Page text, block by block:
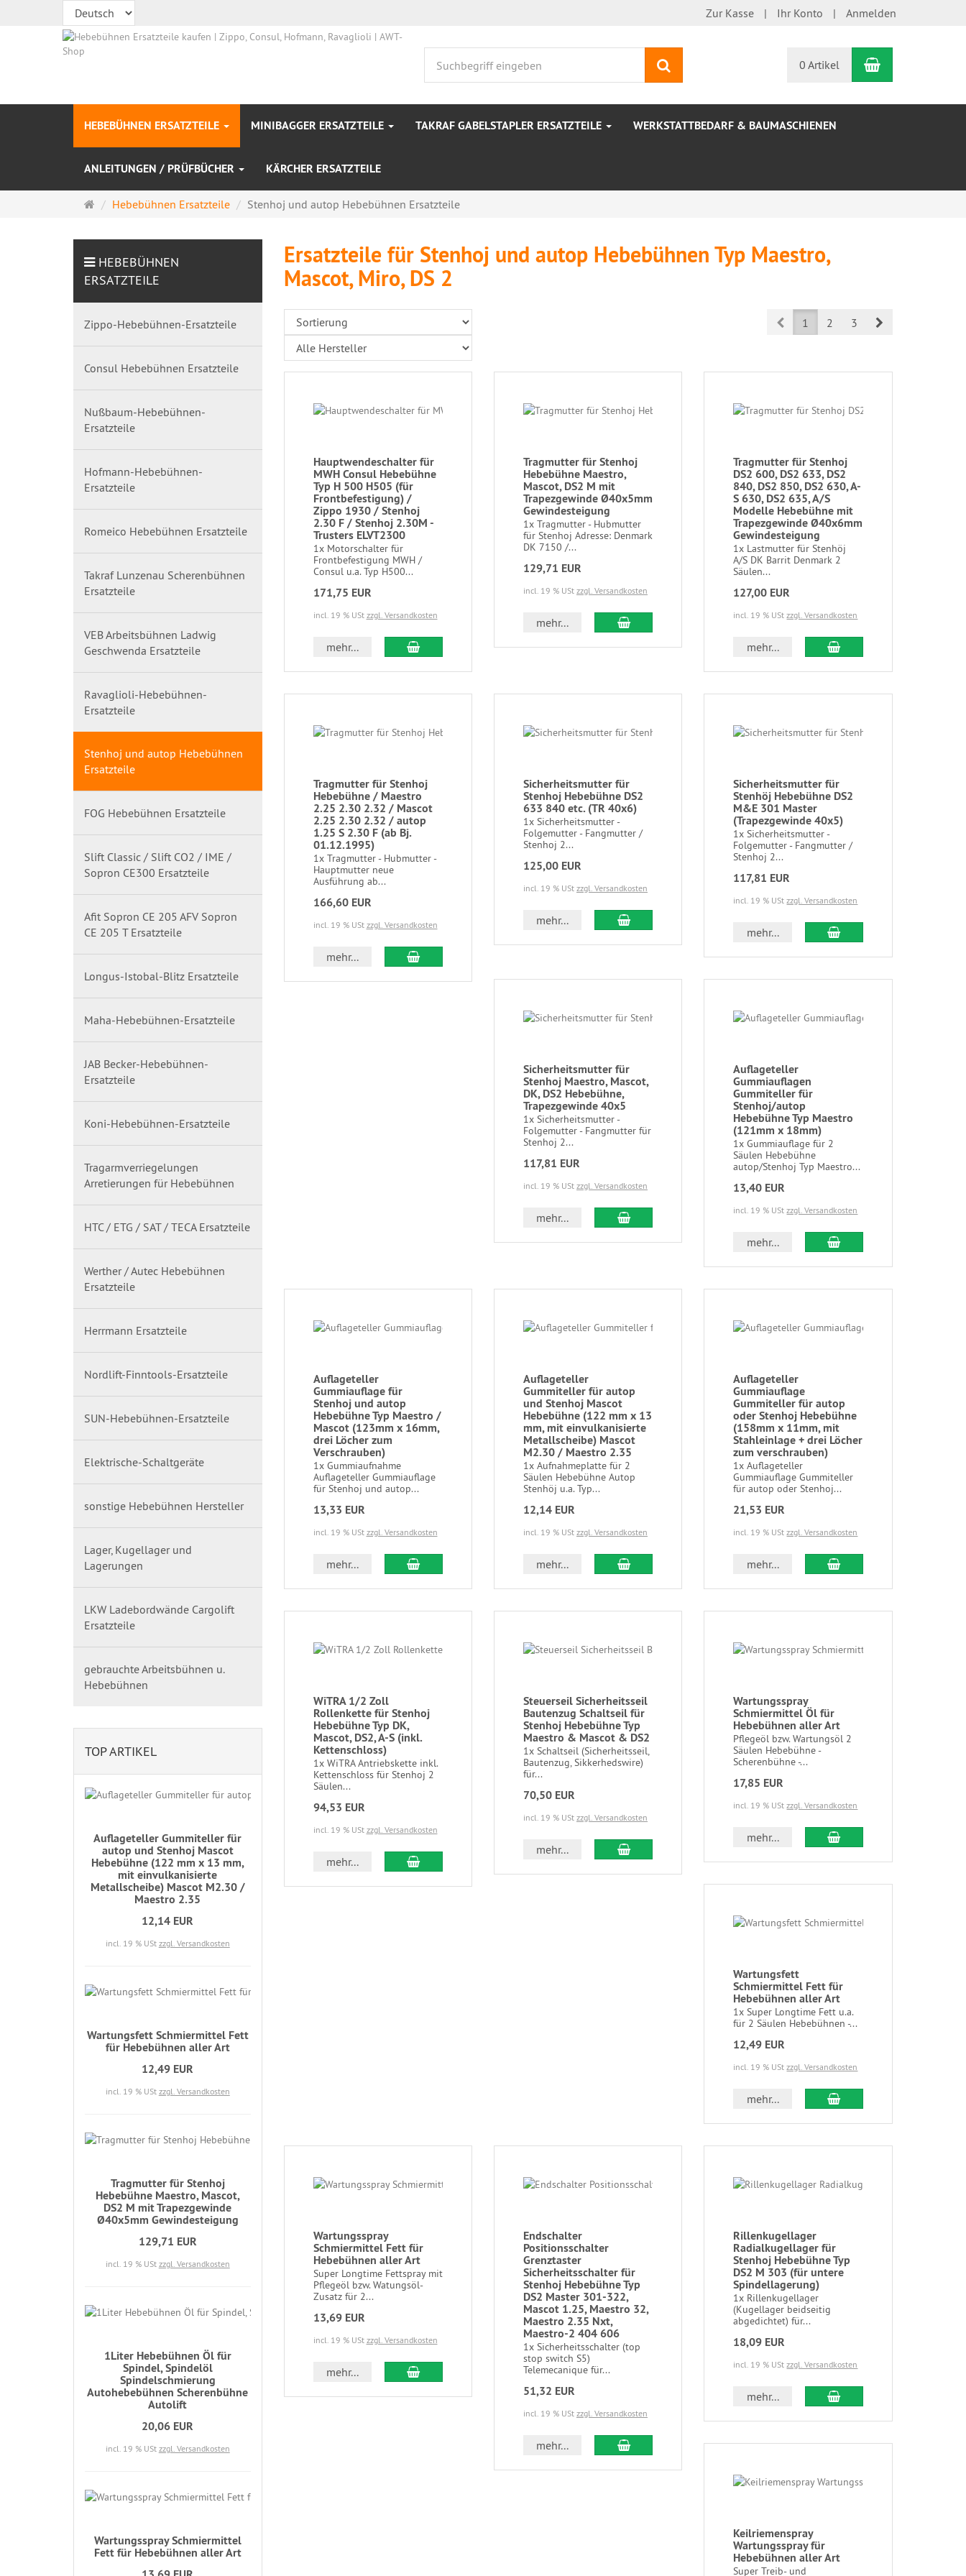
Zur Kasse Ihr Konto Anmelden
0 Artikel Warenkorb
HEBEBÜHNEN ERSATZTEILE MINIBAGGER ERSATZTEILE TAKRAF GABELSTAPLER ERSATZTEILE WERKSTATTBEDARF & BAUMASCHIENEN
ANLEITUNGEN / PRÜFBÜCHER KÄRCHER ERSATZTEILE
Startseite
Hebebühnen Ersatzteile Stenhoj und autop Hebebühnen Ersatzteile
Ersatzteile für Stenhoj und autop Hebebühnen Typ Maestro,
Mascot, Miro, DS 2
Prev1 2 3 Next
Hauptwendeschalter für
MWH Consul Hebebühne
Typ H 500 H505 (für
Frontbefestigung) /
Zippo 1930 / Stenhoj
2.30 F / Stenhoj 2.30M -
Trusters ELVT2300
1x Motorschalter für
Frontbefestigung MWH /
Consul u.a. Typ H500...
171,75 EUR
incl. 19 % USt zzgl. Versandkosten
mehr...
Tragmutter für Stenhoj
Hebebühne Maestro,
Mascot, DS2 M mit
Trapezgewinde Ø40x5mm
Gewindesteigung
1x Tragmutter - Hubmutter
für Stenhoj Adresse: Denmark
DK 7150 /...
129,71 EUR
incl. 19 % USt zzgl. Versandkosten
mehr...
Tragmutter für Stenhoj
DS2 600, DS2 633, DS2
840, DS2 850, DS2 630, A-
S 630, DS2 635, A/S
Modelle Hebebühne mit
Trapezgewinde Ø40x6mm
Gewindesteigung
1x Lastmutter für Stenhöj
A/S DK Barrit Denmark 2
Säulen...
127,00 EUR
incl. 19 % UStzzgl. Versandkosten
mehr...
Tragmutter für Stenhoj
Hebebühne / Maestro
2.25 2.30 2.32 / Mascot
2.25 2.30 2.32 / autop
1.25 S 2.30 F (ab Bj.
01.12.1995)
1x Tragmutter - Hubmutter -
Hauptmutter neue
Ausführung ab...
166,60 EUR
incl. 19 % USt zzgl. Versandkosten
mehr...
Sicherheitsmutter für
Stenhoj Hebebühne DS2
633 840 etc. (TR 40x6)
1x Sicherheitsmutter -
Folgemutter - Fangmutter /
Stenhoj 2...
125,00 EUR
incl. 19 % USt zzgl. Versandkosten
mehr...
Sicherheitsmutter für
Stenhöj Hebebühne DS2
M&E 301 Master
(Trapezgewinde 40x5)
1x Sicherheitsmutter -
Folgemutter - Fangmutter /
Stenhoj 2...
117,81 EUR
incl. 19 % UStzzgl. Versandkosten
mehr...
Sicherheitsmutter für
Stenhoj Maestro, Mascot,
DK, DS2 Hebebühne,
Trapezgewinde 40x5
1x Sicherheitsmutter -
Folgemutter - Fangmutter für
Stenhoj 2...
117,81 EUR
incl. 19 % USt zzgl. Versandkosten
mehr...
Auflageteller
Gummiauflagen
Gummiteller für
Stenhoj/autop
Hebebühne Typ Maestro
(121mm x 18mm)
1x Gummiauflage für 2
Säulen Hebebühne
autop/Stenhoj Typ Maestro...
13,40 EUR
incl. 19 % UStzzgl. Versandkosten
mehr...
Auflageteller
Gummiauflage für
Stenhoj und autop
Hebebühne Typ Maestro /
Mascot (123mm x 16mm,
drei Löcher zum
Verschrauben)
1x Gummiaufnahme
Auflageteller Gummiauflage
für Stenhoj und autop...
13,33 EUR
incl. 19 % USt zzgl. Versandkosten
mehr...
Auflageteller
Gummiteller für autop
und Stenhoj Mascot
Hebebühne (122 mm x 13
mm, mit einvulkanisierte
Metallscheibe) Mascot
M2.30 / Maestro 2.35
1x Aufnahmeplatte für 2
Säulen Hebebühne Autop
Stenhöj u.a. Typ...
12,14 EUR
incl. 19 % USt zzgl. Versandkosten
mehr...
Auflageteller
Gummiauflage
Gummiteller für autop
oder Stenhoj Hebebühne
(158mm x 11mm, mit
Stahleinlage + drei Löcher
zum verschrauben)
1x Auflageteller
Gummiauflage Gummiteller
für autop oder Stenhoj...
21,53 EUR
incl. 19 % UStzzgl. Versandkosten
mehr...
WiTRA 1/2 Zoll
Rollenkette für Stenhoj
Hebebühne Typ DK,
Mascot, DS2, A-S (inkl.
Kettenschloss)
1x WiTRA Antriebskette inkl.
Kettenschloss für Stenhoj 2
Säulen...
94,53 EUR
incl. 19 % USt zzgl. Versandkosten
mehr...
Steuerseil Sicherheitsseil
Bautenzug Schaltseil für
Stenhoj Hebebühne Typ
Maestro & Mascot & DS2
1x Schaltseil (Sicherheitsseil,
Bautenzug, Sikkerhedswire)
für...
70,50 EUR
incl. 19 % USt zzgl. Versandkosten
mehr...
Wartungsspray
Schmiermittel Öl für
Hebebühnen aller Art
Pflegeöl bzw. Wartungsöl 2
Säulen Hebebühne -
Scherenbühne -...
17,85 EUR
incl. 19 % UStzzgl. Versandkosten
mehr...
Wartungsfett
Schmiermittel Fett für
Hebebühnen aller Art
1x Super Longtime Fett u.a.
für 2 Säulen Hebebühnen -...
12,49 EUR
incl. 19 % UStzzgl. Versandkosten
mehr...
Wartungsspray
Schmiermittel Fett für
Hebebühnen aller Art
Super Longtime Fettspray mit
Pflegeöl bzw. Watungsöl-
Zusatz für 2...
13,69 EUR
incl. 19 % USt zzgl. Versandkosten
mehr...
Endschalter
Positionsschalter
Grenztaster
Sicherheitsschalter für
Stenhoj Hebebühne Typ
DS2 Master 301-322,
Mascot 1.25, Maestro 32,
Maestro 2.35 Nxt,
Maestro-2 404 606
1x Sicherheitsschalter (top
stop switch S5)
Telemecanique für...
51,32 EUR
incl. 19 % USt zzgl. Versandkosten
mehr...
Rillenkugellager
Radialkugellager für
Stenhoj Hebebühne Typ
DS2 M 303 (für untere
Spindellagerung)
1x Rillenkugellager
(Kugellager beidseitig
abgedichtet) für...
18,09 EUR
incl. 19 % UStzzgl. Versandkosten
mehr...
Keilriemenspray
Wartungsspray für
Hebebühnen aller Art
Super Treib- und
HEBEBÜHNEN
ERSATZTEILE
Zippo-Hebebühnen-Ersatzteile
Consul Hebebühnen Ersatzteile
Nußbaum-Hebebühnen-
Ersatzteile
Hofmann-Hebebühnen-
Ersatzteile
Romeico Hebebühnen Ersatzteile
Takraf Lunzenau Scherenbühnen
Ersatzteile
VEB Arbeitsbühnen Ladwig
Geschwenda Ersatzteile
Ravaglioli-Hebebühnen-
Ersatzteile
Stenhoj und autop Hebebühnen
Ersatzteile
FOG Hebebühnen Ersatzteile
Slift Classic / Slift CO2 / IME /
Sopron CE300 Ersatzteile
Afit Sopron CE 205 AFV Sopron
CE 205 T Ersatzteile
Longus-Istobal-Blitz Ersatzteile
Maha-Hebebühnen-Ersatzteile
JAB Becker-Hebebühnen-
Ersatzteile
Koni-Hebebühnen-Ersatzteile
Tragarmverriegelungen
Arretierungen für Hebebühnen
HTC / ETG / SAT / TECA Ersatzteile
Werther / Autec Hebebühnen
Ersatzteile
Herrmann Ersatzteile
Nordlift-Finntools-Ersatzteile
SUN-Hebebühnen-Ersatzteile
Elektrische-Schaltgeräte
sonstige Hebebühnen Hersteller
Lager, Kugellager und
Lagerungen
LKW Ladebordwände Cargolift
Ersatzteile
gebrauchte Arbeitsbühnen u.
Hebebühnen
TOP ARTIKEL
Auflageteller Gummiteller für
autop und Stenhoj Mascot
Hebebühne (122 mm x 13 mm,
mit einvulkanisierte
Metallscheibe) Mascot M2.30 /
Maestro 2.35
12,14 EUR
incl. 19 % USt zzgl. Versandkosten
Wartungsfett Schmiermittel Fett
für Hebebühnen aller Art
12,49 EUR
incl. 19 % USt zzgl. Versandkosten
Tragmutter für Stenhoj
Hebebühne Maestro, Mascot,
DS2 M mit Trapezgewinde
Ø40x5mm Gewindesteigung
129,71 EUR
incl. 19 % USt zzgl. Versandkosten
1Liter Hebebühnen Öl für
Spindel, Spindelöl
Spindelschmierung
Autohebebühnen Scherenbühne
Autolift
20,06 EUR
incl. 19 % USt zzgl. Versandkosten
Wartungsspray Schmiermittel
Fett für Hebebühnen aller Art